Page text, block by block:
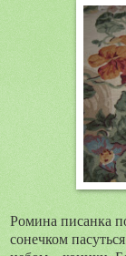
Ромина писанка
сонечком